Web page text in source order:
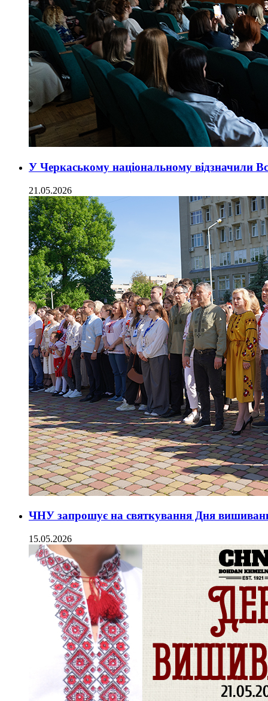
У Черкаському національному відзначили
21.05.2026
ЧНУ запрошує на святкування Дня
15.05.2026